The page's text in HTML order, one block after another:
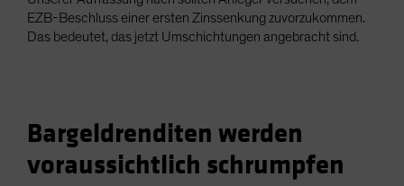
EZB-Beschluss einer ersten Zinssenkung zuvorzukommen.
Das bedeutet, das jetzt Umschichtungen angebracht sind.
Bargeldrenditen werden
voraussichtlich schrumpfen